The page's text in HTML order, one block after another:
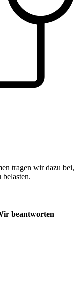
tragen wir dazu bei,
beantworten